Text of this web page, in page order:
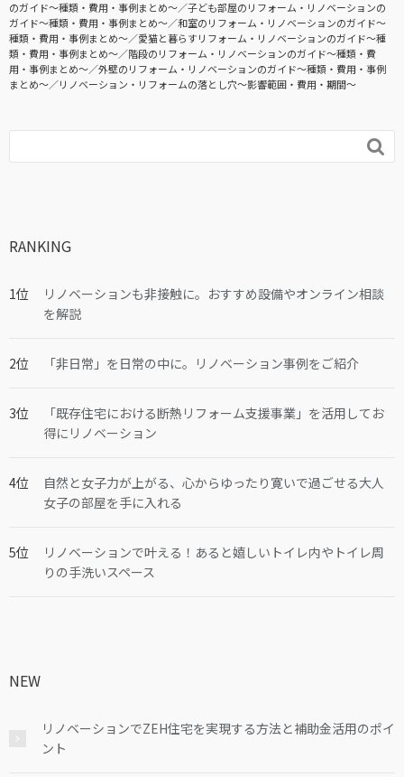
のガイド〜種類・費用・事例まとめ〜
子ども部屋のリフォーム・リノベーションの
ガイド〜種類・費用・事例まとめ〜
和室のリフォーム・リノベーションのガイド〜
種類・費用・事例まとめ〜
愛猫と暮らすリフォーム・リノベーションのガイド〜種
類・費用・事例まとめ〜
階段のリフォーム・リノベーションのガイド〜種類・費
用・事例まとめ〜
外壁のリフォーム・リノベーションのガイド〜種類・費用・事例
まとめ〜
リノベーション・リフォームの落とし穴～影響範囲・費用・期間～

RANKING
リノベーションも非接触に。おすすめ設備やオンライン相談
を解説
「非日常」を日常の中に。リノベーション事例をご紹介
「既存住宅における断熱リフォーム支援事業」を活用してお
得にリノベーション
自然と女子力が上がる、心からゆったり寛いで過ごせる大人
女子の部屋を手に入れる
リノベーションで叶える！あると嬉しいトイレ内やトイレ周
りの手洗いスペース
NEW
リノベーションでZEH住宅を実現する方法と補助金活用のポイ
ント